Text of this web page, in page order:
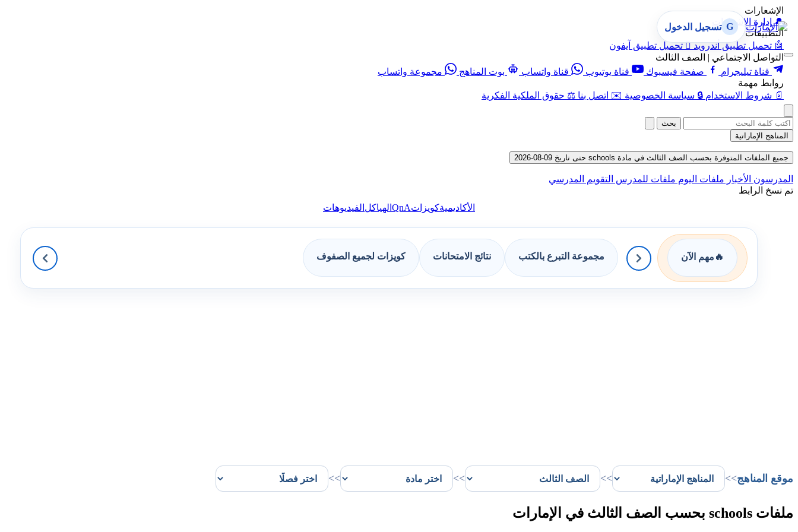
الإشعارات
🔔 إدارة الإشعارات
التطبيقات
🤖 تحميل تطبيق أندرويد  تحميل تطبيق آيفون
التواصل الاجتماعي | الصف الثالث
قناة تيليجرام
صفحة فيسبوك قناة يوتيوب قناة واتساب بوت المناهج
مجموعة واتساب
روابط مهمة
📄 شروط الاستخدام 🔒 سياسة الخصوصية ✉️ اتصل بنا ⚖️ حقوق الملكية الفكرية
G تسجيل الدخول
بحث
المناهج الإماراتية
جميع الملفات المتوفرة بحسب الصف الثالث في مادة schools حتى تاريخ 09-08-2026
المدرسون الأخبار ملفات اليوم ملفات للمدرس التقويم المدرسي
تم نسخ الرابط
الأكاديميةكويزاتQnA الهياكل الفيديوهات
🔥 مهم الآن مجموعة التبرع بالكتب نتائج الامتحانات كويزات لجميع الصفوف
موقع المناهج>>
>>
>>
>>
ملفات schools بحسب الصف الثالث في الإمارات